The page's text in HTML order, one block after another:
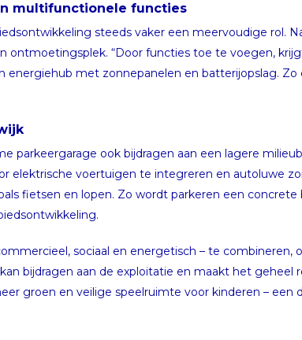
multifunctionele functies
steeds vaker een meervoudige rol.
ontmoetingsplek. “Door functies toe te voegen,
energiehub met zonnepanelen en batterijopslag.
parkeergarage ook bijdragen aan een lagere
elektrische voertuigen te integreren en autoluwe
fietsen en lopen. Zo wordt parkeren een
sociaal en energetisch – te combineren,
bijdragen aan de exploitatie en maakt het geheel
groen en veilige speelruimte voor kinderen – een